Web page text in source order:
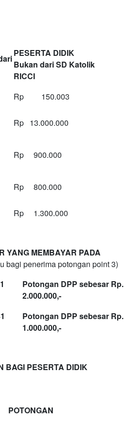
PESERTA DIDIK
Bukan dari SD Katolik
RICCI
Rp 150.003
Rp 13.000.000
Rp 900.000
Rp 800.000
Rp 1.300.000
YANG MEMBAYAR PADA
bagi penerima potongan point 3)
Potongan DPP sebesar Rp.
2.000.000,-
Potongan DPP sebesar Rp.
1.000.000,-
BAGI PESERTA DIDIK
POTONGAN